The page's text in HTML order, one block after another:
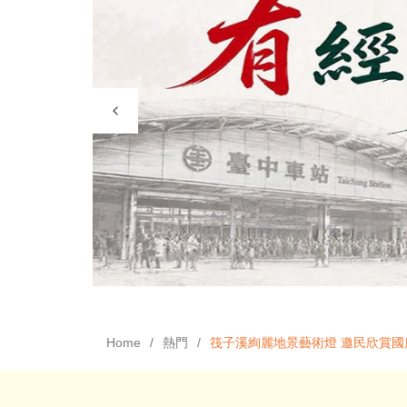
Home 熱門 筏子溪絢麗地景藝術燈 邀民欣賞